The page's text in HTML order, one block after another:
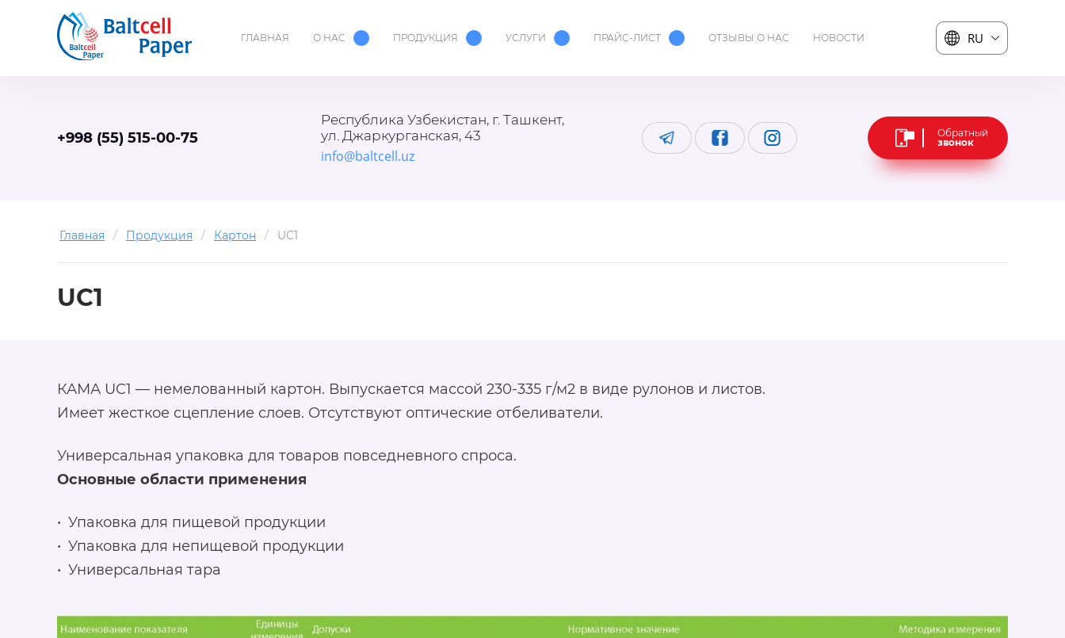
ГЛАВНАЯ О НАС ПРОДУКЦИЯ УСЛУГИ ПРАЙС-ЛИСТ ОТЗЫВЫ О НАС НОВОСТИ RU
+998 (55) 515-00-75
Республика Узбекистан, г. Ташкент,
ул. Джаркурганская, 43
info@baltcell.uz
Обратный
звонок
Главная / Продукция / Картон / UC1
UC1
КАМА UC1 — немелованный картон. Выпускается массой 230-335 г/м2 в виде рулонов и листов.
Имеет жесткое сцепление слоев. Отсутствуют оптические отбеливатели.
Универсальная упаковка для товаров повседневного спроса.
Основные области применения
Упаковка для пищевой продукции
Упаковка для непищевой продукции
Универсальная тара